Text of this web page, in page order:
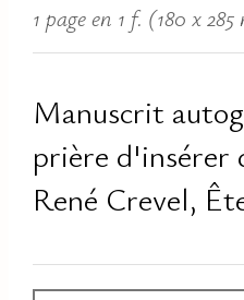
1 page en 1 f. (180 x
Manuscrit
prière d'insérer
René Crevel,